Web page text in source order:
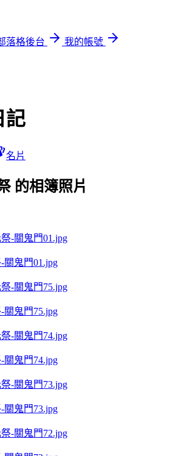
落格後台
我的帳號
記
名片
的相簿照片
關鬼門01.jpg
關鬼門75.jpg
關鬼門74.jpg
關鬼門73.jpg